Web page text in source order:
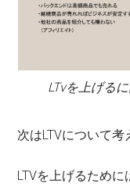
LTvを上げる
次はLTVについて考
LTVを上げるため